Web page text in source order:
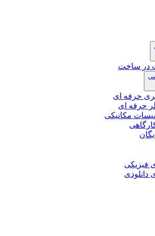
در ساخت
حرفه ای
حرفه ای
مکانیکی
فیزیکی
دانلودی